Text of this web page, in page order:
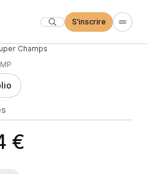
S'inscrire
Champs
€